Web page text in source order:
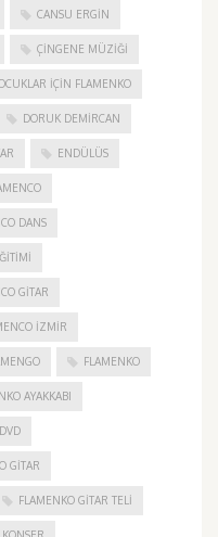
CANSU ERGIN
ÇINGENE MÜZIĞI
IÇIN FLAMENKO
DORUK DEMIRCAN
ENDÜLÜS
DANS
GITAR
IZMIR
FLAMENKO
AYAKKABI
GITAR
FLAMENKO GITAR TELI